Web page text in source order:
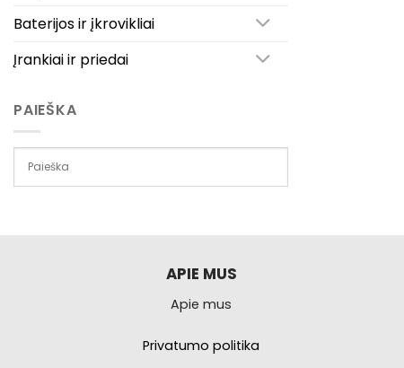
Baterijos ir įkrovikliai
Įrankiai ir priedai
PAIEŠKA
APIE MUS
Apie mus
Privatumo politika